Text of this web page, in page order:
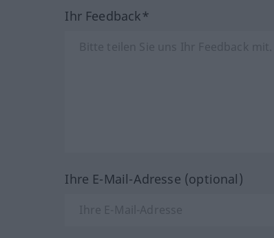
Ihr Feedback*
Ihre E-Mail-Adresse (optional)